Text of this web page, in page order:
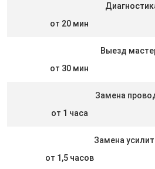
от 20 мин
Выезд
от 30 мин
Замена
от 1 часа
Замена
от 1,5 часов